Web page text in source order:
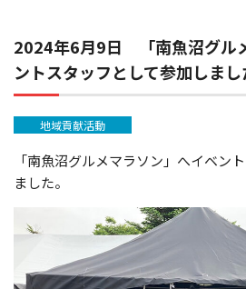
2024年6月9日 「南魚沼グル
ントスタッフとして参加しまし
地域貢献活動
「南魚沼グルメマラソン」へイベン
ました。